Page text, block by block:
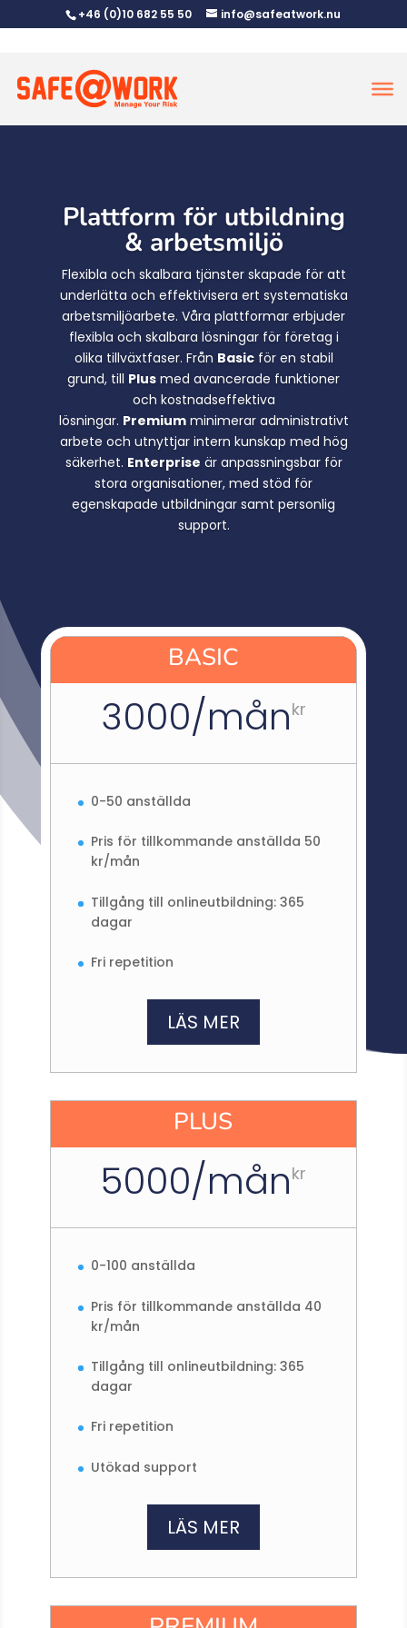
+46 (0)10 682 55 50 info@safeatwork.nu
Plattform för utbildning
& arbetsmiljö
Flexibla och skalbara tjänster skapade för att
underlätta och effektivisera ert systematiska
arbetsmiljöarbete. Våra plattformar erbjuder
flexibla och skalbara lösningar för företag i
olika tillväxtfaser. Från Basicför en stabil
grund, till Plus med avancerade funktioner
och kostnadseffektiva
lösningar. Premiumminimerar administrativt
arbete och utnyttjar intern kunskap med hög
säkerhet. Enterprise är anpassningsbar för
stora organisationer, med stöd för
egenskapade utbildningar samt personlig
support.
BASIC
kr
3000/mån
0-50 anställda
Pris för tillkommande anställda 50
kr/mån
Tillgång till onlineutbildning: 365
dagar
Fri repetition
LÄS MER
PLUS
kr
5000/mån
0-100 anställda
Pris för tillkommande anställda 40
kr/mån
Tillgång till onlineutbildning: 365
dagar
Fri repetition
Utökad support
LÄS MER